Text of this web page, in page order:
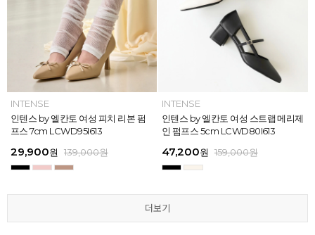
ELCANTO
[EXCLUSIVE] 노엘 엘칸토 여성 젤리
슈즈 2.3cm LCWW01U626
29,000원
MAZZ
마쯔 by 엘칸토 여성 크로스 와이드
스트랩 컴포트 샌들 3.5cm LCWW27
45,900원 159,000원
더보기
INTENSE
인텐스 by 엘칸토 여성 피치 리본 펌
프스 7cm LCWD95I613
29,900원 139,000원
INTENSE
인텐스 by 엘칸토 여성 스트랩 메리제
인 펌프스 5cm LCWD80I613
47,200원 159,000원
더보기
INTENSE
인텐스 by 엘칸토 여성 에나멜 스퀘어
오브제 플랫슈즈 1.5cm LCWD53I613
41,650원 149,000원
INTENSE
인텐스 by 엘칸토 여성 클래식 스트랩
로퍼 2cm LCWD72I613
27,920원 159,000원
더보기
MAZZ
마쯔 by 엘칸토 여성 투밴드 고프코어
플랫 캐주얼 2.5cm LCWC97M613
43,200원 159,000원
MAZZ
마쯔 by 엘칸토 여성 데이엔 스니커즈
3.5cm LCWS20M613
71,400원 189,000원
더보기
ELCANTO
[EXCLUSIVE] 노엘 엘칸토 여성 젤리
슈즈 2.3cm LCWW01U626
29,000원
MAZZ
마쯔 by 엘칸토 여성 크로스 와이드
스트랩 컴포트 샌들 3.5cm LCWW27
45,900원 159,000원
더보기
INTENSE
인텐스 by 엘칸토 여성 피치 리본 펌
프스 7cm LCWD95I613
29,900원 139,000원
INTENSE
인텐스 by 엘칸토 여성 스트랩 메리제
인 펌프스 5cm LCWD80I613
47,200원 159,000원
더보기